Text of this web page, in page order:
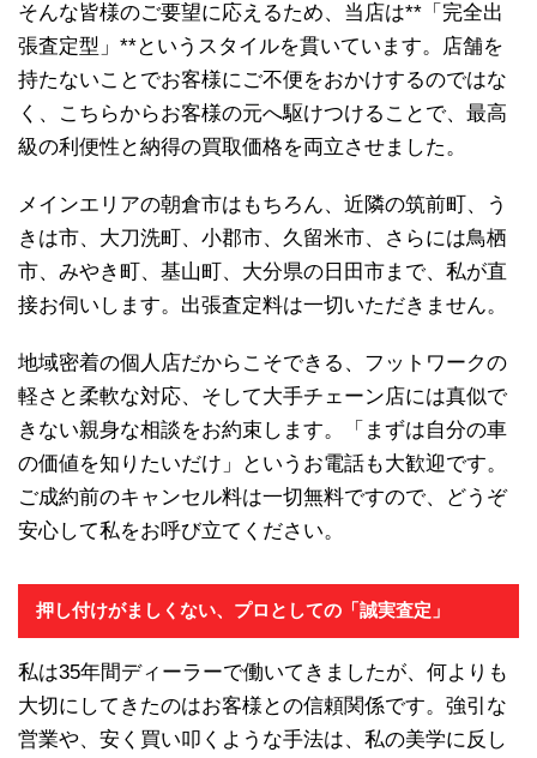
そんな皆様のご要望に応えるため、当店は**「完全出
張査定型」**というスタイルを貫いています。店舗を
持たないことでお客様にご不便をおかけするのではな
く、こちらからお客様の元へ駆けつけることで、最高
級の利便性と納得の買取価格を両立させました。
メインエリアの朝倉市はもちろん、近隣の筑前町、う
きは市、大刀洗町、小郡市、久留米市、さらには鳥栖
市、みやき町、基山町、大分県の日田市まで、私が直
接お伺いします。出張査定料は一切いただきません。
地域密着の個人店だからこそできる、フットワークの
軽さと柔軟な対応、そして大手チェーン店には真似で
きない親身な相談をお約束します。「まずは自分の車
の価値を知りたいだけ」というお電話も大歓迎です。
ご成約前のキャンセル料は一切無料ですので、どうぞ
安心して私をお呼び立てください。
押し付けがましくない、プロとしての「誠実査定」
私は35年間ディーラーで働いてきましたが、何よりも
大切にしてきたのはお客様との信頼関係です。強引な
営業や、安く買い叩くような手法は、私の美学に反し